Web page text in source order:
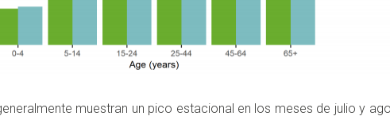
muestran un pico estacional en los meses de julio y